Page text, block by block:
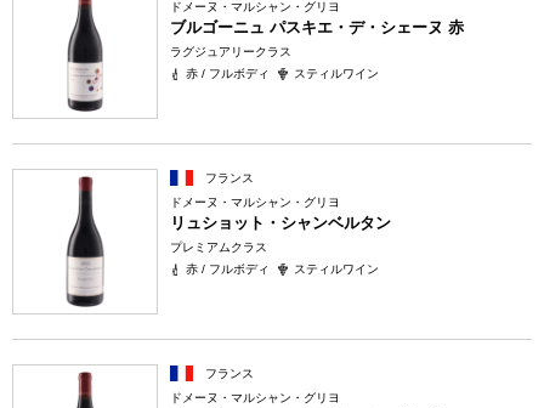
ドメーヌ・マルシャン・グリヨ
ブルゴーニュ パスキエ・デ・シェーヌ 赤
ラグジュアリークラス
赤 / フルボディ
スティルワイン
フランス
ドメーヌ・マルシャン・グリヨ
リュショット・シャンベルタン
プレミアムクラス
赤 / フルボディ
スティルワイン
フランス
ドメーヌ・マルシャン・グリヨ